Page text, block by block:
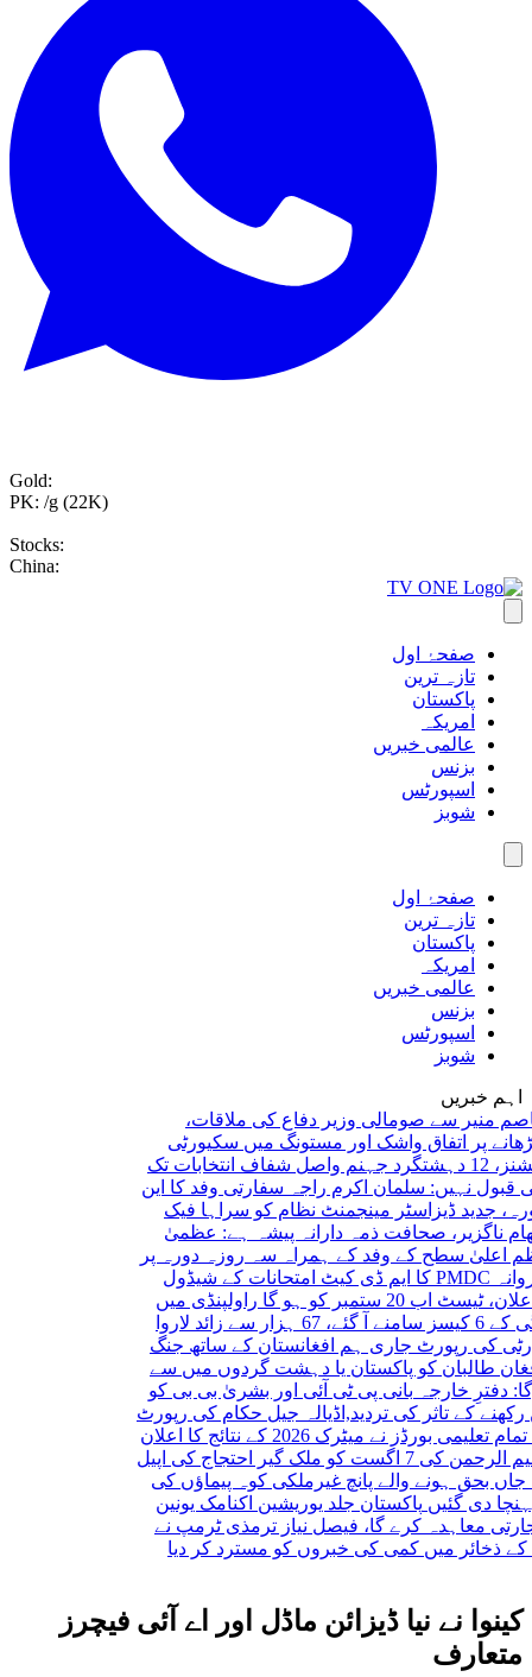
Gold:
PK: /g (22K)
Stocks:
China:
صفحۂ اول
تازہ ترین
پاکستان
امریکہ
عالمی خبریں
بزنس
اسپورٹس
شوبز
صفحۂ اول
تازہ ترین
پاکستان
امریکہ
عالمی خبریں
بزنس
اسپورٹس
شوبز
اہم خبریں
سے صومالی وزیر دفاع کی ملاقات،
اتفاق
واشک اور مستونگ میں سکیورٹی
شفاف انتخابات تک
نہیں: سلمان اکرم راجہسفارتی وفد کا این
ڈیزاسٹر مینجمنٹ نظام کو سراہافیک
صحافت ذمہ دارانہ پیشہ ہے: عظمیٰ
سطح کے وفد کے ہمراہ سہ روزہ دورہ پر
PMDC کا ایم ڈی کیٹ امتحانات کے شیڈول
کو ہو گا
راولپنڈی میں
رواں سال ڈینگی کے 6 کیسز سامنے آ گئے، 67 ہزار سے زائد لاروا
رپورٹ جاری ہم افغانستان کے ساتھ جنگ
کو پاکستان یا دہشت گردوں میں سے
خارجہبانی پی ٹی آئی اور بشریٰ بی بی کو
کے تاثر کی تردید,اڈیالہ جیل حکام کی رپورٹ
پنجاب کے تمام تعلیمی بورڈز نے میٹرک 2026 کے نتائج کا اعلان
احتجاج کی اپیل
ہونے والے پانچ غیرملکی کوہ پیماؤں کی
گئیںپاکستان جلد یوریشین اکنامک یونین
کرے گا، فیصل نیاز ترمذیٹرمپ نے
میں کمی کی خبروں کو مسترد کر دیا
کینوا نے نیا ڈیزائن ماڈل اور اے آئی فیچرز
متعارف